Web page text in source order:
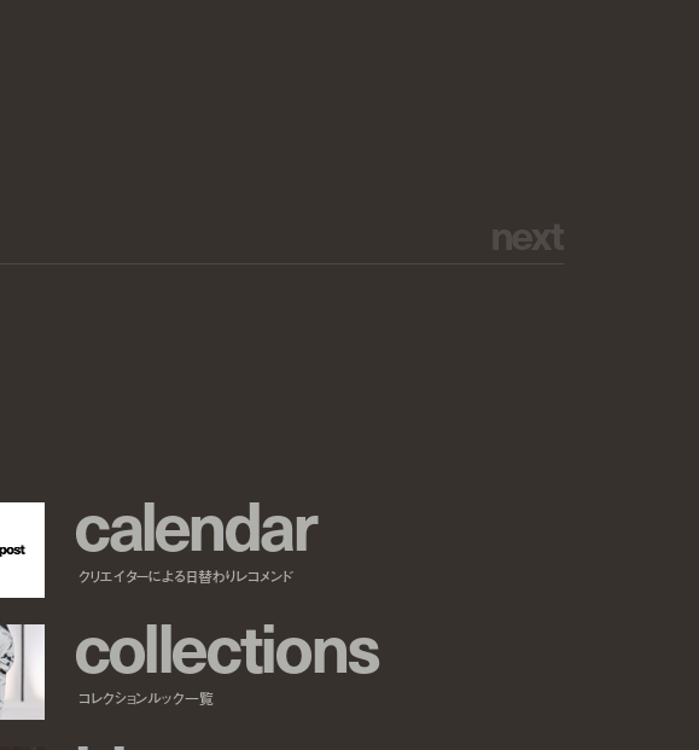
next
calendar
クリエイターによる日替わりレコメンド
collections
コレクションルック一覧